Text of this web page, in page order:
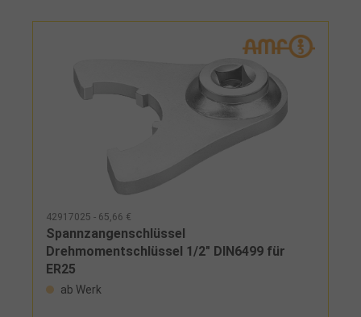
42917025 - 65,66 €
Spannzangenschlüssel
Drehmomentschlüssel 1/2" DIN6499 für
ER25
ab Werk